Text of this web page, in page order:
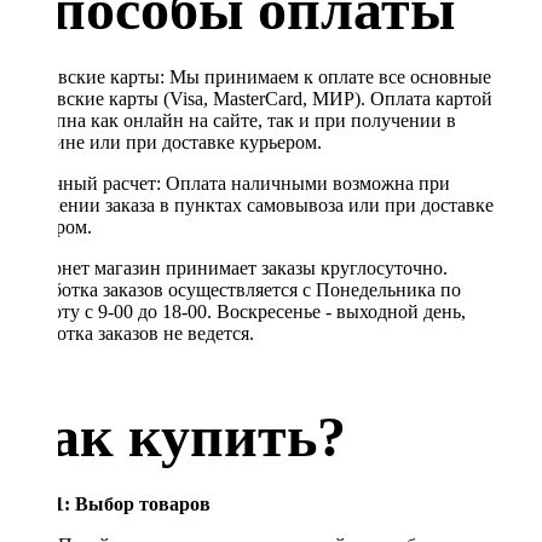
Банковские карты: Мы принимаем к оплате все основные
банковские карты (Visa, MasterCard, МИР). Оплата картой
доступна как онлайн на сайте, так и при получении в
магазине или при доставке курьером.
Наличный расчет: Оплата наличными возможна при
получении заказа в пунктах самовывоза или при доставке
курьером.
Интернет магазин принимает заказы круглосуточно.
Обработка заказов осуществляется с Понедельника по
Субботу с 9-00 до 18-00. Воскресенье - выходной день,
обработка заказов не ведется.
Как купить?
Шаг 1: Выбор товаров